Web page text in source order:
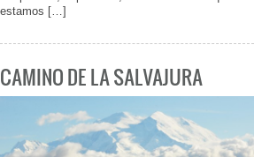
estamos […]
CAMINO DE LA SALVAJURA